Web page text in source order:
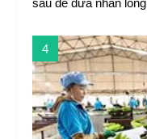
sâu để đưa nhãn
4